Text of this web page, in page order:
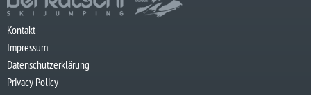
Kontakt
Impressum
Datenschutzerklärung
Privacy Policy